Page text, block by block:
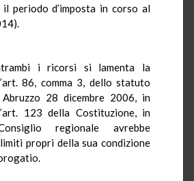
periodo d’imposta in corso al
i ricorsi si lamenta la
86, comma 3, dello statuto
28 dicembre 2006, in
123 della Costituzione, in
regionale avrebbe
propri della sua condizione